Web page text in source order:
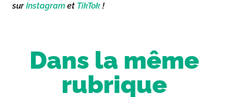
surInstagram et TikTok !
Dans la même
rubrique